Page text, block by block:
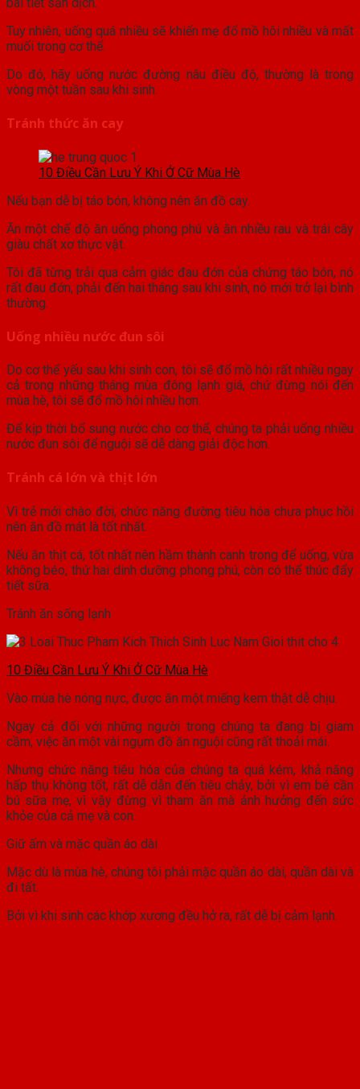
Tuy nhiên, uống quá nhiều sẽ khiến mẹ đổ mồ hôi nhiều và mất
muối trong cơ thể.
Do đó, hãy uống nước đường nâu điều độ, thường là trong
vòng một tuần sau khi sinh.
Tránh thức ăn cay
10 Điều Cần Lưu Ý Khi Ở Cữ Mùa Hè
Nếu bạn dễ bị táo bón, không nên ăn đồ cay.
Ăn một chế độ ăn uống phong phú và ăn nhiều rau và trái cây
giàu chất xơ thực vật.
Tôi đã từng trải qua cảm giác đau đớn của chứng táo bón, nó
rất đau đớn, phải đến hai tháng sau khi sinh, nó mới trở lại bình
thường.
Uống nhiều nước đun sôi
Do cơ thể yếu sau khi sinh con, tôi sẽ đổ mồ hôi rất nhiều ngay
cả trong những tháng mùa đông lạnh giá, chứ đừng nói đến
mùa hè, tôi sẽ đổ mồ hôi nhiều hơn.
Để kịp thời bổ sung nước cho cơ thể, chúng ta phải uống nhiều
nước đun sôi để nguội sẽ dễ dàng giải độc hơn.
Tránh cá lớn và thịt lớn
Vì trẻ mới chào đời, chức năng đường tiêu hóa chưa phục hồi
nên ăn đồ mát là tốt nhất.
Nếu ăn thịt cá, tốt nhất nên hầm thành canh trong để uống, vừa
không béo, thứ hai dinh dưỡng phong phú, còn có thể thúc đẩy
tiết sữa.
Tránh ăn sống lạnh
10 Điều Cần Lưu Ý Khi Ở Cữ Mùa Hè
Vào mùa hè nóng nực, được ăn một miếng kem thật dễ chịu.
Ngay cả đối với những người trong chúng ta đang bị giam
cầm, việc ăn một vài ngụm đồ ăn nguội cũng rất thoải mái.
Nhưng chức năng tiêu hóa của chúng ta quá kém, khả năng
hấp thụ không tốt, rất dễ dẫn đến tiêu chảy, bởi vì em bé cần
bú sữa mẹ, vì vậy đừng vì tham ăn mà ảnh hưởng đến sức
khỏe của cả mẹ và con.
Giữ ấm và mặc quần áo dài
Mặc dù là mùa hè, chúng tôi phải mặc quần áo dài, quần dài và
đi tất.
Bởi vì khi sinh các khớp xương đều hở ra, rất dễ bị cảm lạnh.